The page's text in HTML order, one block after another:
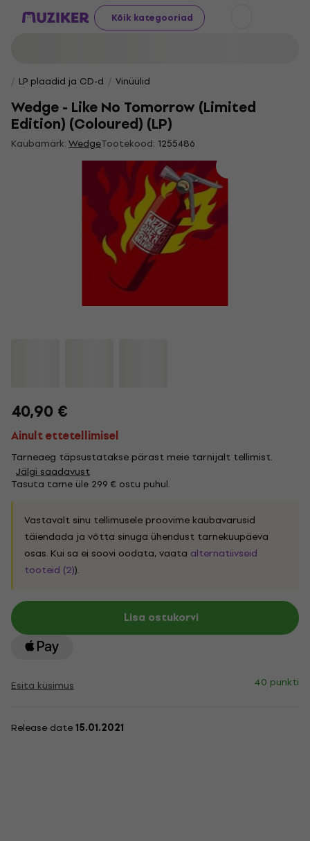
Kõik kategooriad
LP plaadid ja CD-d Vinüülid
Wedge - Like No Tomorrow (Limited
Edition) (Coloured) (LP)
Kaubamärk:WedgeTootekood: 1255486
40,90 €
Ainult ettetellimisel
Tarneaeg täpsustatakse pärast meie tarnijalt tellimist.
Jälgi saadavust
Tasuta tarne üle 299 € ostu puhul.
Vastavalt sinu tellimusele proovime kaubavarusid
täiendada ja võtta sinuga ühendust tarnekuupäeva
osas. Kui sa ei soovi oodata, vaata alternatiivseid
tooteid (2)).
Lisa ostukorvi
Esita küsimus 40 punkti
Release date15.01.2021